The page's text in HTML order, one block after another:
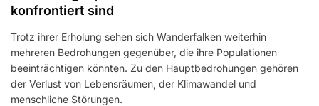
konfrontiert sind
Trotz ihrer Erholung sehen sich Wanderfalken weiterhin
mehreren Bedrohungen gegenüber, die ihre Populationen
beeinträchtigen könnten. Zu den Hauptbedrohungen gehören
der Verlust von Lebensräumen, der Klimawandel und
menschliche Störungen.